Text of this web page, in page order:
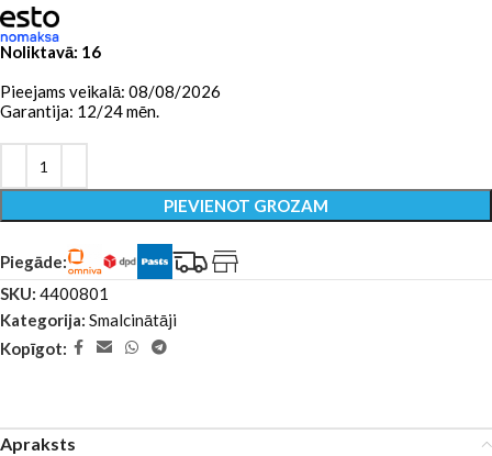
Noliktavā: 16
Pieejams veikalā: 08/08/2026
Garantija: 12/24 mēn.
PIEVIENOT GROZAM
Piegāde:
SKU: 4400801
Kategorija: Smalcinātāji
Kopīgot:
Apraksts